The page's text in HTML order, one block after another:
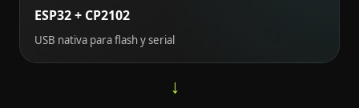
ESP32 + CP2102
USB nativa para flash y serial
→